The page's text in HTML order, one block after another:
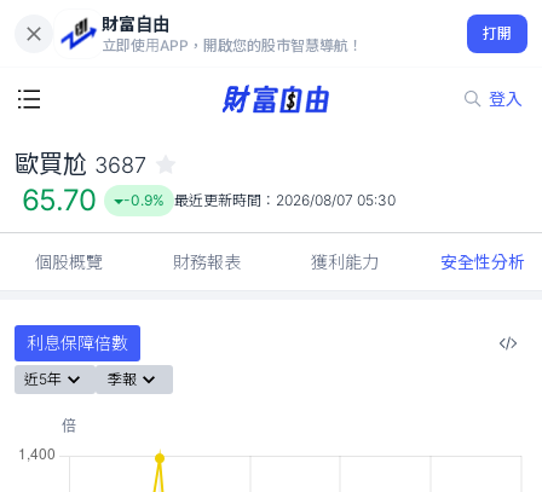
財富自由
立即使用APP，開啟您的股市智慧導航！
打開
登入
65.70
-0.9%
歐買尬 3687
65.70 -0.9% 最近更新時間： 2026/08/07 05:30
個股概覽 財務報表 獲利能力 安全性分析
利息保障倍數
近5年 季報